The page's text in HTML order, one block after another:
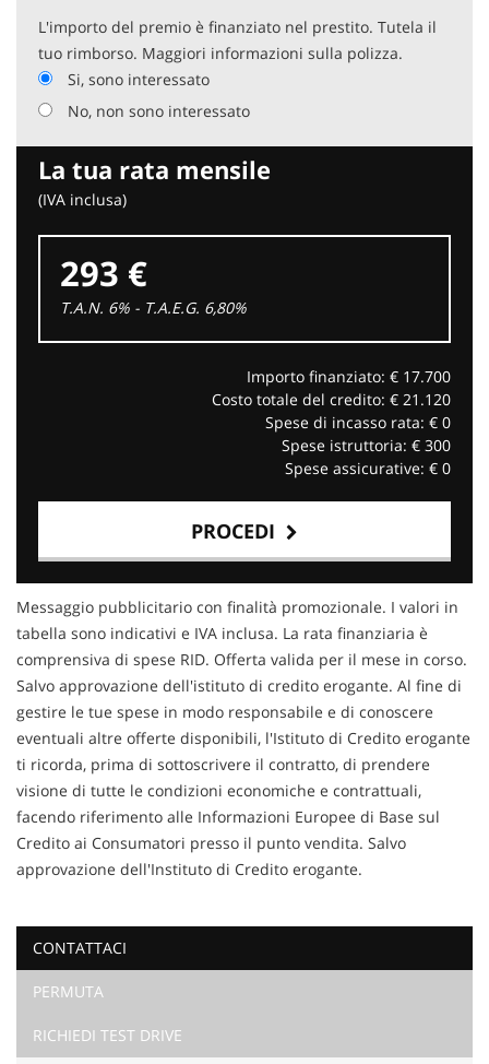
L'importo del premio è finanziato nel prestito. Tutela il
tuo rimborso. Maggiori informazioni sulla polizza.
Si, sono interessato
No, non sono interessato
La tua rata mensile
(IVA inclusa)
293 €
T.A.N. 6% - T.A.E.G. 6,80%
Importo finanziato: € 17.700
Costo totale del credito: € 21.120
Spese di incasso rata: € 0
Spese istruttoria: € 300
Spese assicurative: € 0
PROCEDI
Contattaci
Ho letto e accetto
marketing
Messaggio pubblicitario con finalità promozionale. I valori in
tabella sono indicativi e IVA inclusa. La rata finanziaria è
comprensiva di spese RID. Offerta valida per il mese in corso.
Salvo approvazione dell'istituto di credito erogante. Al fine di
gestire le tue spese in modo responsabile e di conoscere
eventuali altre offerte disponibili, l'Istituto di Credito erogante
ti ricorda, prima di sottoscrivere il contratto, di prendere
visione di tutte le condizioni economiche e contrattuali,
facendo riferimento alle Informazioni Europee di Base sul
Credito ai Consumatori presso il punto vendita. Salvo
approvazione dell'Instituto di Credito erogante.
CONTATTACI
PERMUTA
RICHIEDI TEST DRIVE